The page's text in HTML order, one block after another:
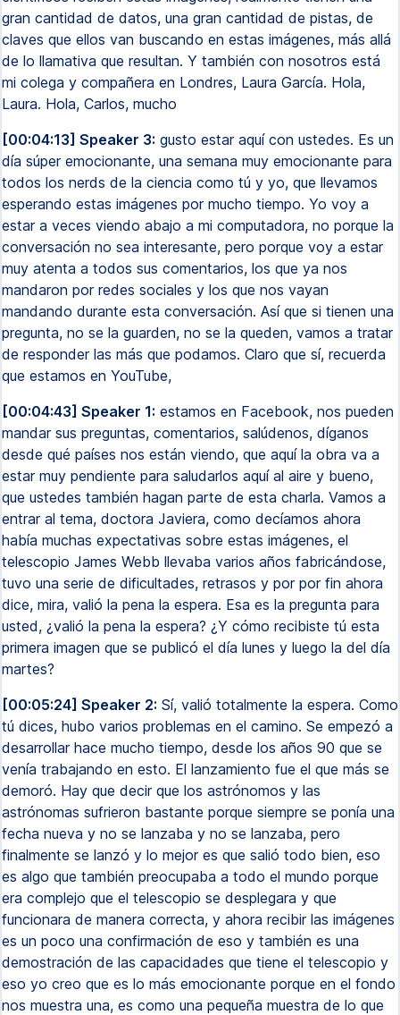
gran cantidad de datos, una gran cantidad de pistas, de
claves que ellos van buscando en estas imágenes, más allá
de lo llamativa que resultan. Y también con nosotros está
mi colega y compañera en Londres, Laura García. Hola,
Laura. Hola, Carlos, mucho
[00:04:13] Speaker 3: gusto estar aquí con ustedes. Es un
día súper emocionante, una semana muy emocionante para
todos los nerds de la ciencia como tú y yo, que llevamos
esperando estas imágenes por mucho tiempo. Yo voy a
estar a veces viendo abajo a mi computadora, no porque la
conversación no sea interesante, pero porque voy a estar
muy atenta a todos sus comentarios, los que ya nos
mandaron por redes sociales y los que nos vayan
mandando durante esta conversación. Así que si tienen una
pregunta, no se la guarden, no se la queden, vamos a tratar
de responder las más que podamos. Claro que sí, recuerda
que estamos en YouTube,
[00:04:43] Speaker 1: estamos en Facebook, nos pueden
mandar sus preguntas, comentarios, salúdenos, díganos
desde qué países nos están viendo, que aquí la obra va a
estar muy pendiente para saludarlos aquí al aire y bueno,
que ustedes también hagan parte de esta charla. Vamos a
entrar al tema, doctora Javiera, como decíamos ahora
había muchas expectativas sobre estas imágenes, el
telescopio James Webb llevaba varios años fabricándose,
tuvo una serie de dificultades, retrasos y por por fin ahora
dice, mira, valió la pena la espera. Esa es la pregunta para
usted, ¿valió la pena la espera? ¿Y cómo recibiste tú esta
primera imagen que se publicó el día lunes y luego la del día
martes?
[00:05:24] Speaker 2: Sí, valió totalmente la espera. Como
tú dices, hubo varios problemas en el camino. Se empezó a
desarrollar hace mucho tiempo, desde los años 90 que se
venía trabajando en esto. El lanzamiento fue el que más se
demoró. Hay que decir que los astrónomos y las
astrónomas sufrieron bastante porque siempre se ponía una
fecha nueva y no se lanzaba y no se lanzaba, pero
finalmente se lanzó y lo mejor es que salió todo bien, eso
es algo que también preocupaba a todo el mundo porque
era complejo que el telescopio se desplegara y que
funcionara de manera correcta, y ahora recibir las imágenes
es un poco una confirmación de eso y también es una
demostración de las capacidades que tiene el telescopio y
eso yo creo que es lo más emocionante porque en el fondo
nos muestra una, es como una pequeña muestra de lo que